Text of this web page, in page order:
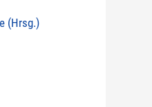
(Hrsg.)